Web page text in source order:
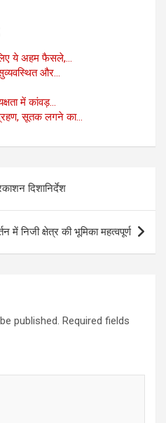
a
m
ये अहम फैसले,…
सुव्यवस्थित और…
में कांवड़…
ग्रहण, सूतक लगने का…
दिशानिर्देश
में निजी क्षेत्र की भूमिका महत्वपूर्ण
published. Required fields